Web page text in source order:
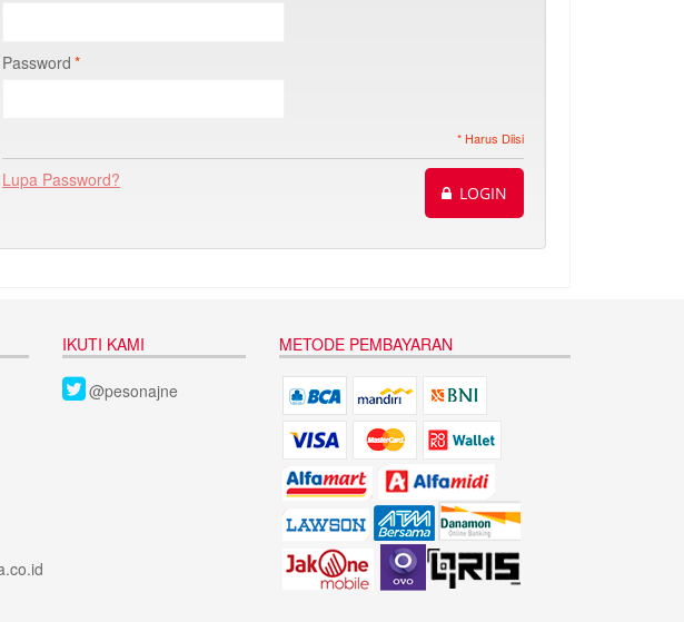
*
Password
* Harus Diisi
Lupa Password?
LOGIN
IKUTI KAMI
@pesonajne
METODE PEMBAYARAN